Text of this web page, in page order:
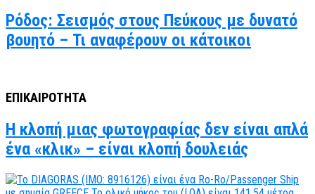
Ρόδος: Σεισμός στους Πεύκους με δυνατό
βουητό – Τι αναφέρουν οι κάτοικοι
ΕΠΙΚΑΙΡΟΤΗΤΑ
Η κλοπή μιας φωτογραφίας δεν είναι απλά
ένα «κλικ» – είναι κλοπή δουλειάς